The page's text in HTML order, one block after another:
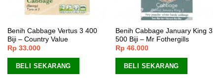
Benih Cabbage Vertus 3 400
Biji – Country Value
Rp 33.000
BELI SEKARANG
Benih Cabbage January King 3
500 Biji – Mr Fothergills
Rp 46.000
BELI SEKARANG